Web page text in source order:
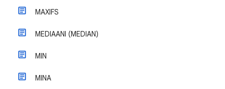
MAXIFS
MEDIAANI (MEDIAN)
MIN
MINA